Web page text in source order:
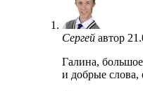
Сергей автор
Галина,
и добрые слова,